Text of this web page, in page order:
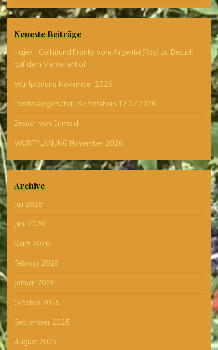
Neueste Beiträge
Hajek ( Collin)und Franky vom Argental(Roy) zu Besuch
auf dem Vierseitenhof
Wurfplanung November 2026
Landessiegerschau Seifertshain 12.07.2026
Besuch von Grimaldi
WURFPLANUNG November 2026
Archive
Juli 2026
Juni 2026
März 2026
Februar 2026
Januar 2026
Oktober 2025
September 2025
August 2025